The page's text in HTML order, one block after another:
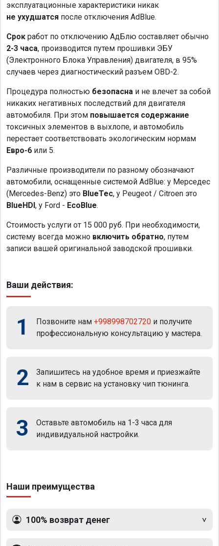
эксплуатационные характеристики никак
не ухудшатся после отключения AdBlue.
Срок работ по отключению АдБлю составляет обычно
2-3 часа, производится путем прошивки ЭБУ
(Электронного Блока Управления) двигателя, в 95%
случаев через диагностический разъем OBD-2.
Процедура полностью безопасна и не влечет за собой
никаких негативных последствий для двигателя
автомобиля. При этом повышается содержание
токсичных элементов в выхлопе, и автомобиль
перестает соответствовать экологическим нормам
Евро-6 или 5.
Различные производители по разному обозначают
автомобили, оснащенные системой AdBlue: у Мерседес
(Mercedes-Benz) это BlueTec, у Peugeot / Citroen это
BlueHDI, у Ford - EcoBlue.
Стоимость услуги от 15 000 руб. При необходимости,
систему всегда можно включить обратно, путем
записи вашей оригинальной заводской прошивки.
Ваши действия:
1 Позвоните нам +998998702720 и получите
профессиональную консультацию у мастера.
2
Запишитесь на удобное время и приезжайте
к нам в сервис на установку чип тюнинга.
3
Оставьте автомобиль на 1-3 часа для
индивидуальной настройки.
Наши преимущества
100% возврат денег